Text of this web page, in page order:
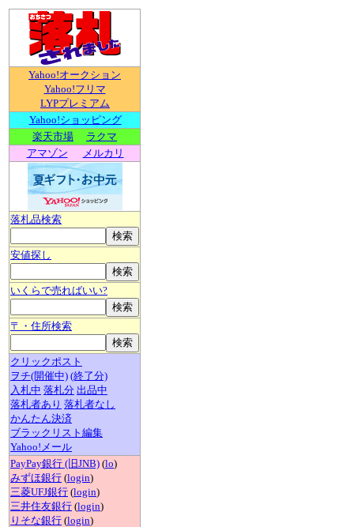
Yahoo!オークション
Yahoo!フリマ
LYPプレミアム
Yahoo!ショッピング
楽天市場
ラクマ
アマゾン
メルカリ
落札品検索
安値探し
いくらで売ればいい?
〒・住所検索
クリックポスト
ヲチ(開催中) (終了分)
入札中 落札分 出品中
落札者あり 落札者なし
かんたん決済
ブラックリスト編集
Yahoo!メール
PayPay銀行 (旧JNB) (lo)
みずほ銀行 (login)
三菱UFJ銀行 (login)
三井住友銀行 (login)
りそな銀行 (login)